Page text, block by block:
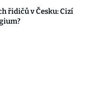
řidičů v Česku: Cizí